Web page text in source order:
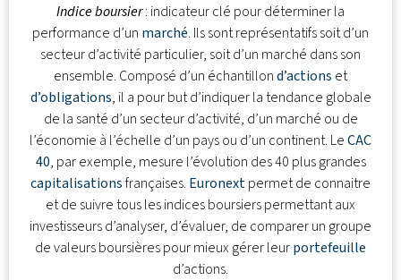
Indice boursier: indicateur clé pour déterminer la
performance d’un marché. Ils sont représentatifs soit d’un
secteur d’activité particulier, soit d’un marché dans son
ensemble. Composé d’un échantillond’actions et
d’obligations, il a pour but d’indiquer la tendance globale
de la santé d’un secteur d’activité, d’un marché ou de
l’économie à l’échelle d’un pays ou d’un continent. LeCAC
40, par exemple, mesure l’évolution des 40 plus grandes
capitalisationsfrançaises. Euronextpermet de connaitre
et de suivre tous les indices boursiers permettant aux
investisseurs d’analyser, d’évaluer, de comparer un groupe
de valeurs boursières pour mieux gérer leurportefeuille
d’actions.